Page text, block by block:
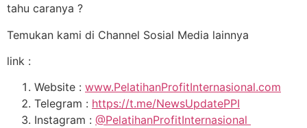
tahu caranya ?
Temukan kami di Channel Sosial Media lainnya
link :
Website : www.PelatihanProfitInternasional.com
Telegram : https://t.me/NewsUpdatePPI
Instagram : @PelatihanProfitInternasional